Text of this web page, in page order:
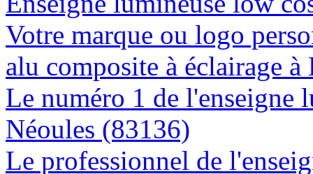
Votre marque ou logo
alu composite à éclairage
Le numéro 1 de l'enseigne
Néoules (83136)
Le professionnel de